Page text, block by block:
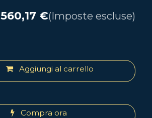
Aggiungi al carrello
Compra ora
560,17 €(Imposte escluse)